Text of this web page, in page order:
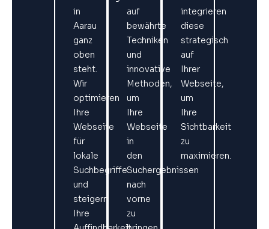
in
Aarau
ganz
oben
steht.
Wir
optimieren
Ihre
Webseite
für
lokale
Suchbegriffe
und
steigern
Ihre
auf
bewährte
Techniken
und
innovative
Methoden,
um
Ihre
Webseite
in
den
Suchergebnissen
nach
vorne
zu
integrieren
diese
strategisch
auf
Ihrer
Webseite,
um
Ihre
Sichtbarkeit
zu
maximieren.